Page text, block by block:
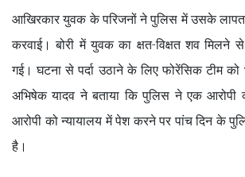
आखिरकार युवक के परिजनों ने पुलिस में उसके लापता
करवाई। बोरी में युवक का क्षत-विक्षत शव
गई। घटना से पर्दा उठाने के लिए फोरेंसिक टीम को
अभिषेक यादव ने बताया कि पुलिस ने एक आरोपी
आरोपी को न्यायालय में पेश करने पर पांच दिन के
है।